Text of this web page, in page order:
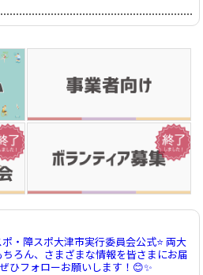
・障スポ大津市実行委員会公式⭐️両大
ろん、さまざまな情報を皆さまにお届
ぜひフォローお願いします！😊✨